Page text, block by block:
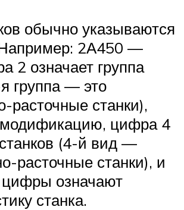
обычно указываются
Например: 2А450 —
2 означает группа
группа — это
расточные станки),
цифра 4
(4-й вид —
расточные станки), и
означают
станка.